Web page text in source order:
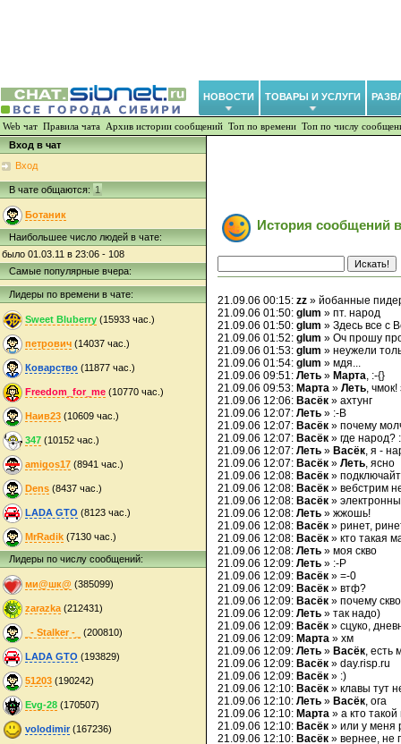
НОВОСТИ ТОВАРЫ И УСЛУГИ
Web чат Правила чата Архив истории сообщений Топ по времени Топ по числу
Вход в чат
Вход
В чате общаются: 1
Ботаник
Наибольшее число людей в чате:
было 01.03.11 в 23:06 - 108
Самые популярные вчера:
Лидеры по времени в чате:
Sweet Bluberry (15933 час.)
петрович (14037 час.)
Коварство (11877 час.)
Freedom_for_me (10770 час.)
Наив23 (10609 час.)
347 (10152 час.)
amigos17 (8941 час.)
Dens (8437 час.)
LADA GTO (8123 час.)
MrRadik (7130 час.)
Лидеры по числу сообщений:
ми@шк@ (385099)
zarazka (212431)
_- Stalker -_ (200810)
LADA GTO (193829)
51203 (190242)
Evg-28 (170507)
volodimir(167236)
История сообщений
21.09.06 00:15: zz » йобанные
21.09.06 01:50: glum » пт. народ
21.09.06 01:50: glum » Здесь все с
21.09.06 01:52: glum » Оч прошу
21.09.06 01:53: glum » неужели
21.09.06 01:54: glum » мдя...
21.09.06 09:51: Леть » Марта, :-{}
21.09.06 09:53: Марта » Леть,
21.09.06 12:06: Васёк » ахтунг
21.09.06 12:07: Леть » :-B
21.09.06 12:07: Васёк » почему
21.09.06 12:07: Васёк » где народ?
21.09.06 12:07: Леть » Васёк, я -
21.09.06 12:07: Васёк » Леть, ясно
21.09.06 12:08: Васёк »
21.09.06 12:08: Васёк » вебстрим
21.09.06 12:08: Васёк »
21.09.06 12:08: Леть » жжошь!
21.09.06 12:08: Васёк » ринет,
21.09.06 12:08: Васёк » кто такая
21.09.06 12:08: Леть » моя скво
21.09.06 12:09: Леть » :-P
21.09.06 12:09: Васёк » =-0
21.09.06 12:09: Васёк » втф?
21.09.06 12:09: Васёк » почему
21.09.06 12:09: Леть » так надо)
21.09.06 12:09: Васёк » сцуко,
21.09.06 12:09: Марта » хм
21.09.06 12:09: Леть » Васёк, есть
21.09.06 12:09: Васёк » day.risp.ru
21.09.06 12:09: Васёк » :)
21.09.06 12:10: Васёк » клавы тут
21.09.06 12:10: Леть » Васёк, ога
21.09.06 12:10: Марта » а кто такой
21.09.06 12:10: Васёк » или у меня
21.09.06 12:10: Васёк » вернее, не